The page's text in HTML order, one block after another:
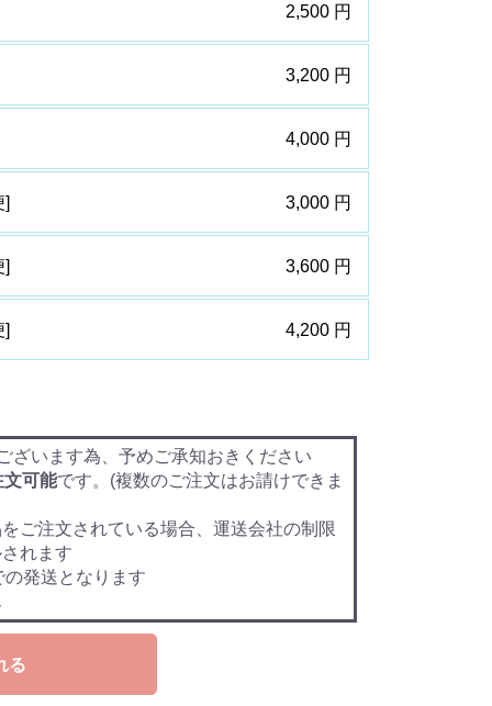
2,500 円
3,200 円
4,000 円
] 3,000 円
] 3,600 円
] 4,200 円
ざいます為、予めご承知おきください
文可能です。(複数のご注文はお請けできま
ご注文されている場合、運送会社の制限
れます
の発送となります
る